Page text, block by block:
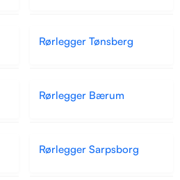
Rørlegger Tønsberg
Rørlegger Bærum
Rørlegger Sarpsborg